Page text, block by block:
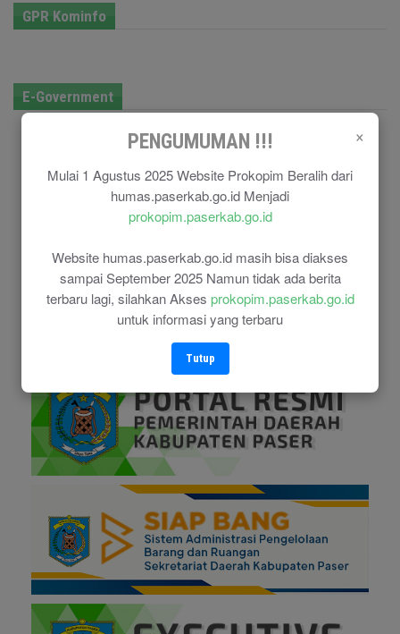
×
PENGUMUMAN !!!
Mulai 1 Agustus 2025 Website Prokopim Beralih dari
humas.paserkab.go.id Menjadi
prokopim.paserkab.go.id
Website humas.paserkab.go.id masih bisa diakses
sampai September 2025 Namun tidak ada berita
terbaru lagi, silahkan Akses prokopim.paserkab.go.id
untuk informasi yang terbaru
Tutup
GPR Kominfo
E-Government